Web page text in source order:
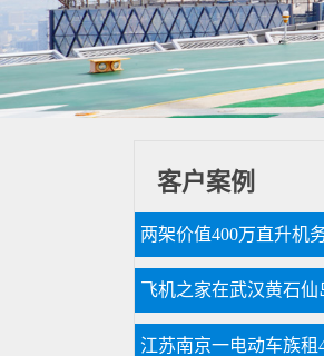
客户案例